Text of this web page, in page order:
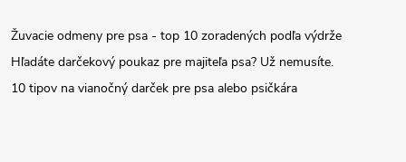
p
ä
Žuvacie odmeny pre psa - top 10 zoradených podľa výdrže
Hľadáte darčekový poukaz pre majiteľa psa? Už nemusíte.
10 tipov na vianočný darček pre psa alebo psičkára